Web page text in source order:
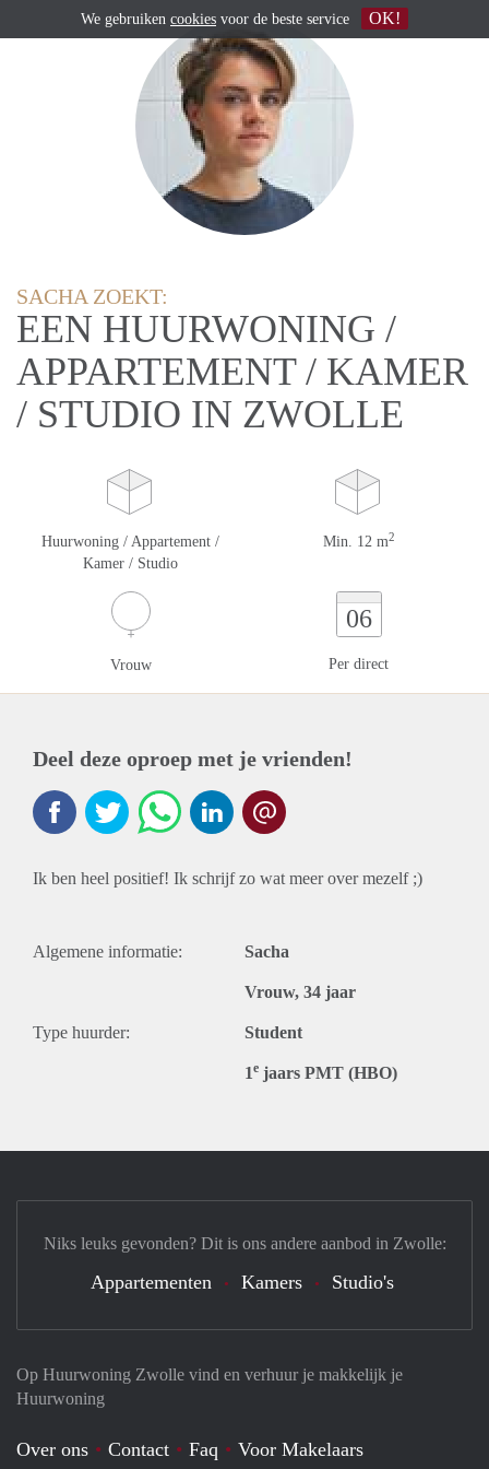
SACHA ZOEKT:
EEN HUURWONING /
APPARTEMENT / KAMER
/ STUDIO IN ZWOLLE
Huurwoning / Appartement /
Kamer / Studio
Min. 12 m2
Vrouw
06
Per direct
Deel deze oproep met je vrienden!
Ik ben heel positief! Ik schrijf zo wat meer over mezelf ;)
Algemene informatie: Sacha
Vrouw, 34 jaar
Type huurder: Student
1e jaars PMT (HBO)
Op Huurwoning Zwolle vind en verhuur je makkelijk je
Huurwoning
Over ons Contact Faq Voor Makelaars
Niks leuks gevonden? Dit is ons andere aanbod in Zwolle:
Appartementen Kamers Studio's
We gebruiken cookies voor de beste service OK!